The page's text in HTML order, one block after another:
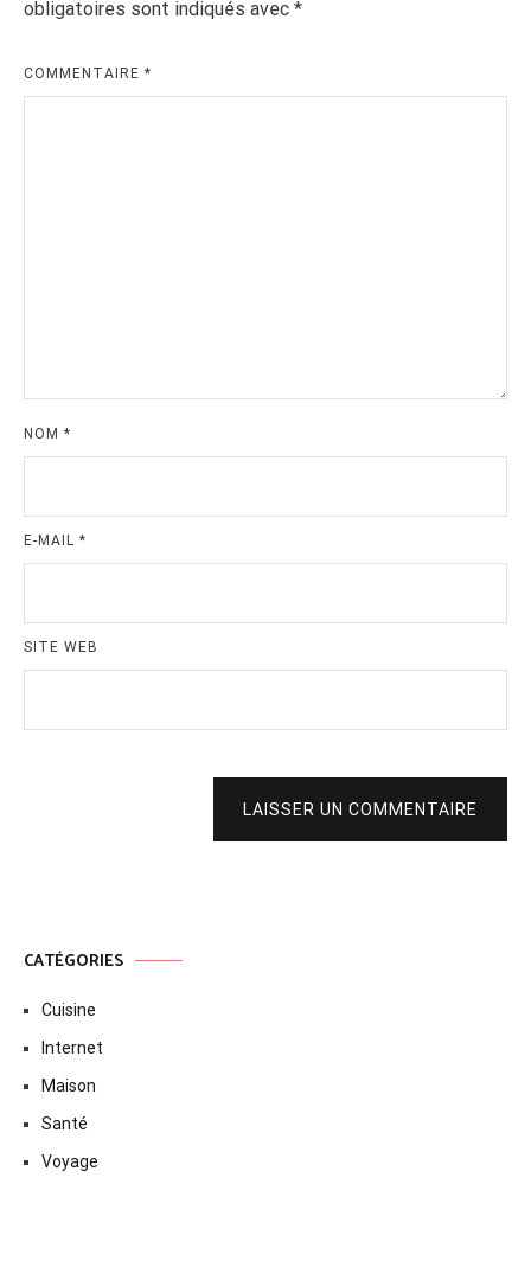
obligatoires sont indiqués avec *
COMMENTAIRE *
NOM *
E-MAIL *
SITE WEB
LAISSER UN COMMENTAIRE
CATÉGORIES
Cuisine
Internet
Maison
Santé
Voyage